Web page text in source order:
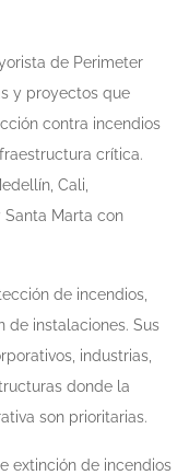
de Perimeter
y proyectos que
contra incendios
crítica.
Cali,
Santa Marta con
de incendios,
de instalaciones. Sus
industrias,
donde la
son prioritarias.
extinción de incendios